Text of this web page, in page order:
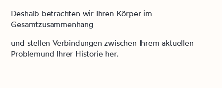
Deshalb betrachten wir Ihren Körper im
Gesamtzusammenhang
und stellen Verbindungen zwischen Ihrem aktuellen
Problemund Ihrer Historie her.